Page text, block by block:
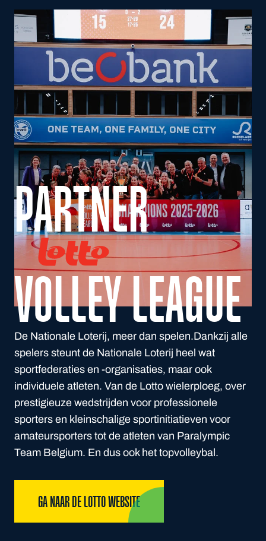
PARTNER
VOLLEY LEAGUE
De Nationale Loterij, meer dan spelen.Dankzij alle
spelers steunt de Nationale Loterij heel wat
sportfederaties en -organisaties, maar ook
individuele atleten. Van de Lotto wielerploeg, over
prestigieuze wedstrijden voor professionele
sporters en kleinschalige sportinitiatieven voor
amateursporters tot de atleten van Paralympic
Team Belgium. En dus ook het topvolleybal.
GA NAAR DE LOTTO WEBSITE